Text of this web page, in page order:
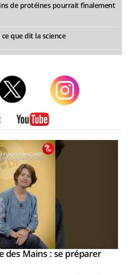
de protéines pourrait finalement
que dit la science
des Mains : se préparer